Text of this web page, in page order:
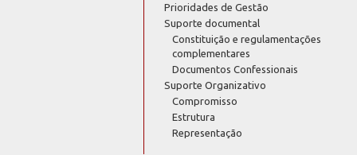
Prioridades de Gestão
Suporte documental
Constituição e regulamentações
complementares
Documentos Confessionais
Suporte Organizativo
Compromisso
Estrutura
Representação